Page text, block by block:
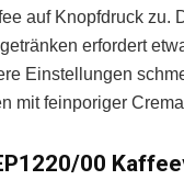
auf Knopfdruck zu.
erfordert
Einstellungen
mit feinporiger
00